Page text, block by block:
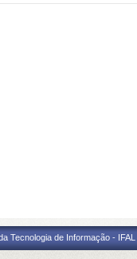
Tecnologia de Informação -